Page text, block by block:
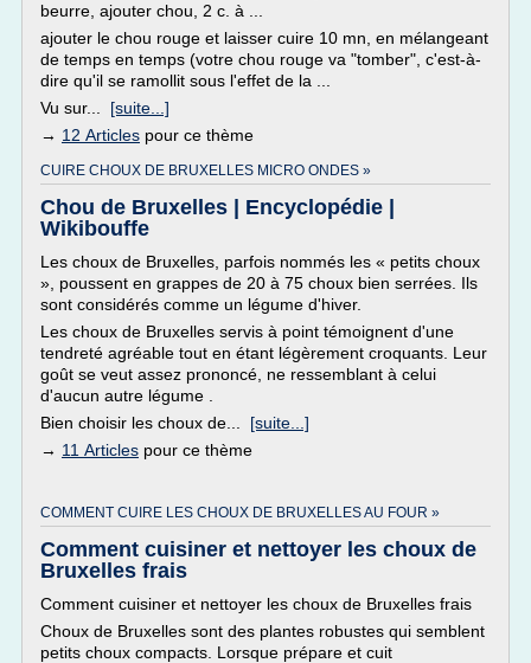
beurre, ajouter chou, 2 c. à ...
ajouter le chou rouge et laisser cuire 10 mn, en mélangeant
de temps en temps (votre chou rouge va "tomber", c'est-à-
dire qu'il se ramollit sous l'effet de la ...
Vu sur... [suite...]
→ 12 Articles pour ce thème
CUIRE CHOUX DE BRUXELLES MICRO ONDES »
Chou de Bruxelles | Encyclopédie |
Wikibouffe
Les choux de Bruxelles, parfois nommés les « petits choux
», poussent en grappes de 20 à 75 choux bien serrées. Ils
sont considérés comme un légume d'hiver.
Les choux de Bruxelles servis à point témoignent d'une
tendreté agréable tout en étant légèrement croquants. Leur
goût se veut assez prononcé, ne ressemblant à celui
d'aucun autre légume .
Bien choisir les choux de... [suite...]
→ 11 Articles pour ce thème
COMMENT CUIRE LES CHOUX DE BRUXELLES AU FOUR »
Comment cuisiner et nettoyer les choux de
Bruxelles frais
Comment cuisiner et nettoyer les choux de Bruxelles frais
Choux de Bruxelles sont des plantes robustes qui semblent
petits choux compacts. Lorsque prépare et cuit